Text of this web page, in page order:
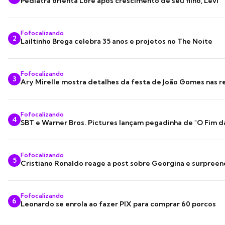
2
Fofocalizando
Lailtinho Brega celebra 35 anos e projetos no The Noite
3
Fofocalizando
Ary Mirelle mostra detalhes da festa de João Gomes nas
4
Fofocalizando
SBT e Warner Bros. Pictures lançam pegadinha de "O Fim
5
Fofocalizando
Cristiano Ronaldo reage a post sobre Georgina e
6
Fofocalizando
Leonardo se enrola ao fazer PIX para comprar 60 porcos